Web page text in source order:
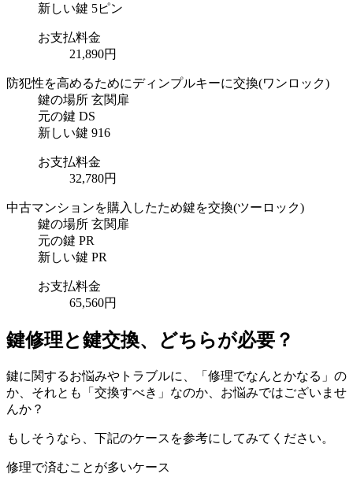
新しい鍵 5ピン
お支払料金
21,890円
防犯性を高めるためにディンプルキーに交換(ワンロック)
鍵の場所 玄関扉
元の鍵 DS
新しい鍵 916
お支払料金
32,780円
中古マンションを購入したため鍵を交換(ツーロック)
鍵の場所 玄関扉
元の鍵 PR
新しい鍵 PR
お支払料金
65,560円
鍵修理と鍵交換、どちらが必要？
鍵に関するお悩みやトラブルに、「修理でなんとかなる」の
か、それとも「交換すべき」なのか、お悩みではございませ
んか？
もしそうなら、下記のケースを参考にしてみてください。
修理で済むことが多いケース